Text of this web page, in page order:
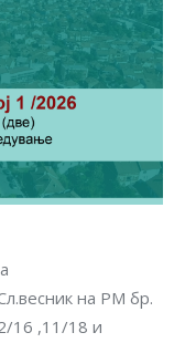
на РМ бр.
16 ,11/18 и